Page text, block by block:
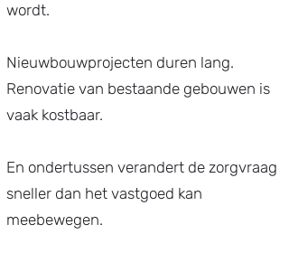
wordt.
Nieuwbouwprojecten duren lang.
Renovatie van bestaande gebouwen is
vaak kostbaar.
En ondertussen verandert de zorgvraag
sneller dan het vastgoed kan
meebewegen.